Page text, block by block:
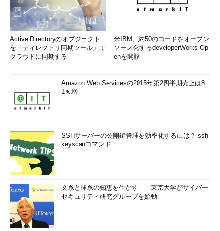
Active Directoryのオブジェクト
を「ディレクトリ同期ツール」で
クラウドに同期する
米IBM、約50のコードをオープン
ソース化するdeveloperWorks Op
enを開設
Amazon Web Servicesの2015年第2四半期売上は8
1％増
SSHサーバーの公開鍵管理を効率化するには？ ssh-
keyscanコマンド
文系と理系の知恵を生かす――東京大学がサイバー
セキュリティ研究グループを始動